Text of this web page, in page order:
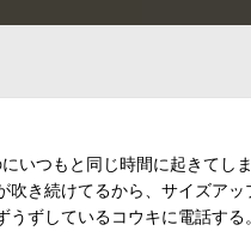
いつもと同じ時間に起きてし
き続けてるから、サイズア
ずしているコウキに電話する